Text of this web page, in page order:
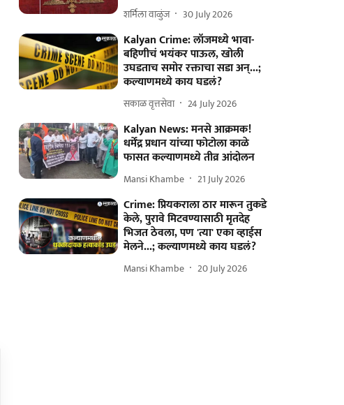
शर्मिला वाळुंज 30 July 2026
Kalyan Crime: लॉजमध्ये भावा-
बहि‍णीचं भयंकर पाऊल, खोली
उघडताच समोर रक्ताचा सडा अन्...;
कल्याणमध्ये काय घडलं?
सकाळ वृत्तसेवा 24 July 2026
Kalyan News: मनसे आक्रमक!
धर्मेंद्र प्रधान यांच्या फोटोला काळे
फासत कल्याणमध्ये तीव्र आंदोलन
Mansi Khambe 21 July 2026
Crime: प्रियकराला ठार मारून तुकडे
केले, पुरावे मिटवण्यासाठी मृतदेह
भिजत ठेवला, पण 'त्या' एका व्हाईस
मेलने...; कल्याणमध्ये काय घडलं?
Mansi Khambe 20 July 2026